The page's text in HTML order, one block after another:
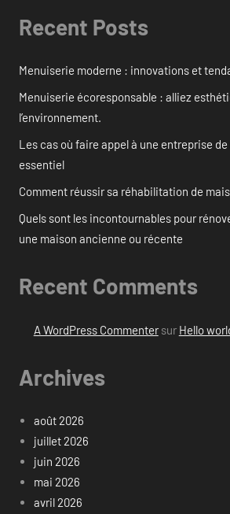
Recent Posts
Menuiserie moderne : innovations et
Menuiserie écoresponsable : alliez
l’environnement.
Les cas où faire appel à une entreprise
essentiel
Comment réussir sa réhabilitation de
Quels sont les incontournables pour
une maison ancienne ou récente
Recent Comments
A WordPress Commentersur Hello
Archives
août 2026
juillet 2026
juin 2026
mai 2026
avril 2026